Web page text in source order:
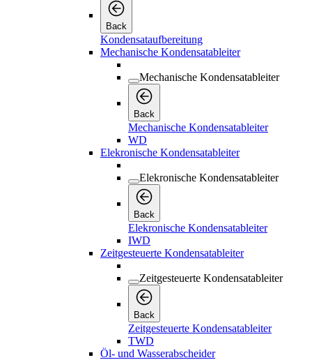
Back
Kondensataufbereitung
Mechanische Kondensatableiter
Mechanische Kondensatableiter
Back
Mechanische Kondensatableiter
WD
Elekronische Kondensatableiter
Elekronische Kondensatableiter
Back
Elekronische Kondensatableiter
IWD
Zeitgesteuerte Kondensatableiter
Zeitgesteuerte Kondensatableiter
Back
Zeitgesteuerte Kondensatableiter
TWD
Öl- und Wasserabscheider